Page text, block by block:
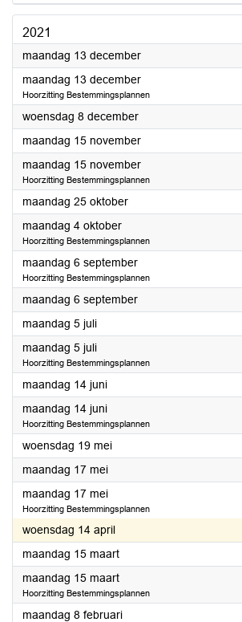
2021
maandag 13 december2021
maandag 13 december2021
Hoorzitting Bestemmingsplannen
woensdag 8 december2021
maandag 15 november2021
maandag 15 november2021
Hoorzitting Bestemmingsplannen
maandag 25 oktober2021
maandag 4 oktober2021
Hoorzitting Bestemmingsplannen
maandag 6 september2021
Hoorzitting Bestemmingsplannen
maandag 6 september2021
maandag 5 juli2021
maandag 5 juli2021
Hoorzitting Bestemmingsplannen
maandag 14 juni2021
maandag 14 juni2021
Hoorzitting Bestemmingsplannen
woensdag 19 mei2021
maandag 17 mei2021
maandag 17 mei2021
Hoorzitting Bestemmingsplannen
woensdag 14 april2021
maandag 15 maart2021
maandag 15 maart2021
Hoorzitting Bestemmingsplannen
maandag 8 februari2021